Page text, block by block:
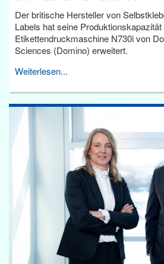
Der britische Hersteller von
Labels hat seine
Etikettendruckmaschine N730i von
Sciences (Domino) erweitert.
Weiterlesen...